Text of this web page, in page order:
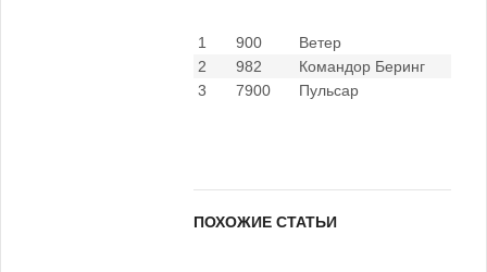
1 900
Ветер
2
982
Командор Беринг
3
7900 Пульсар
ПОХОЖИЕ СТАТЬИ